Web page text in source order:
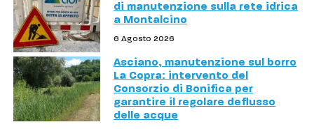
di manutenzione sulla rete idrica
a Montalcino
6 Agosto 2026
Asciano, manutenzione sul borro
La Copra: intervento del
Consorzio di Bonifica per
garantire il regolare deflusso
delle acque